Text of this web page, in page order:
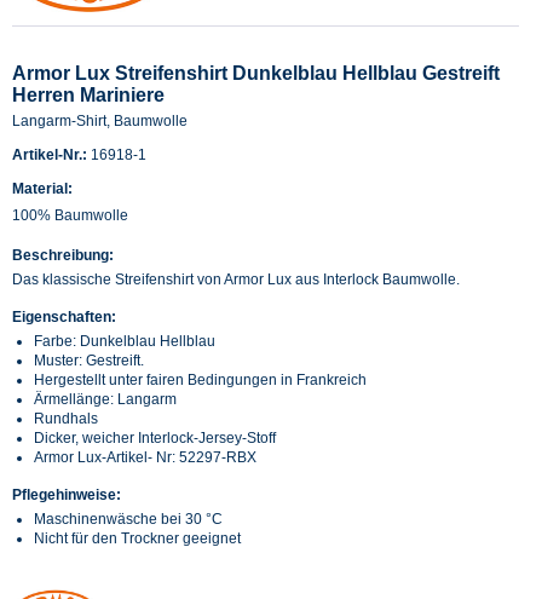
Armor Lux Streifenshirt Dunkelblau Hellblau Gestreift
Herren Mariniere
Langarm-Shirt, Baumwolle
Artikel-Nr.: 16918-1
Material:
100% Baumwolle
Beschreibung:
Das klassische Streifenshirt von Armor Lux aus Interlock Baumwolle.
Eigenschaften:
Farbe: Dunkelblau Hellblau
Muster: Gestreift.
Hergestellt unter fairen Bedingungen in Frankreich
Ärmellänge: Langarm
Rundhals
Dicker, weicher Interlock-Jersey-Stoff
Armor Lux-Artikel- Nr: 52297-RBX
Pflegehinweise:
Maschinenwäsche bei 30 °C
Nicht für den Trockner geeignet